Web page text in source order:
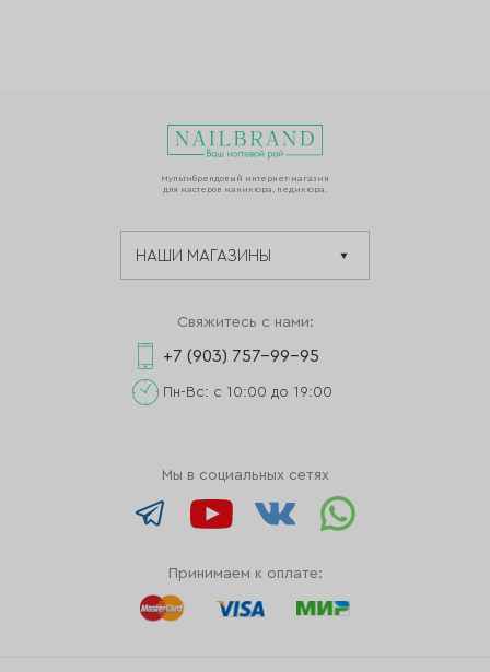
Мультибрендовый интернет-магазин
для мастеров маникюра, педикюра.
Свяжитесь с нами:
+7 (903) 757-99-95
Пн-Вс: с 10:00 до 19:00
Мы в социальных сетях
Принимаем к оплате: